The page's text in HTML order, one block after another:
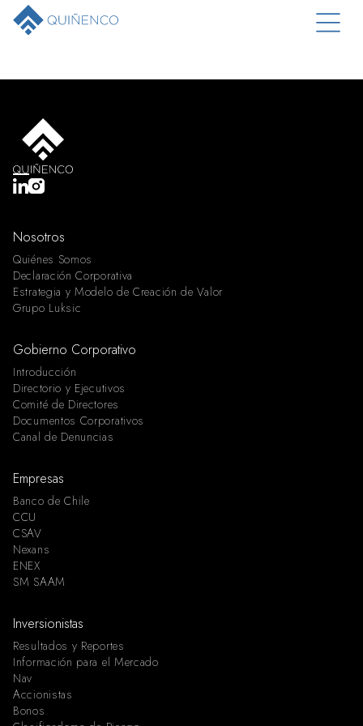
Nosotros
Quiénes Somos
Declaración Corporativa
Estrategia y Modelo de Creación de Valor
Grupo Luksic
Gobierno Corporativo
Introducción
Directorio y Ejecutivos
Comité de Directores
Documentos Corporativos
Canal de Denuncias
Empresas
Banco de Chile
CCU
CSAV
Nexans
ENEX
SM SAAM
Inversionistas
Resultados y Reportes
Información para el Mercado
Nav
Accionistas
Bonos